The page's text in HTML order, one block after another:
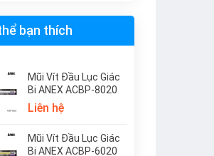
bạn thích
Mũi Vít Đầu Lục Giác
Bi ANEX ACBP-8020
Liên hệ
Mũi Vít Đầu Lục Giác
Bi ANEX ACBP-6020